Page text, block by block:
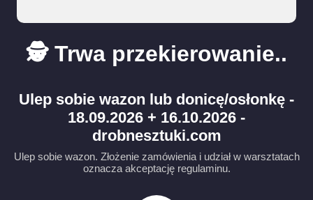
🕵️ Trwa przekierowanie..
Ulep sobie wazon lub donicę/osłonkę -
18.09.2026 + 16.10.2026 -
drobnesztuki.com
Ulep sobie wazon. Złożenie zamówienia i udział w warsztatach
oznacza akceptację regulaminu.